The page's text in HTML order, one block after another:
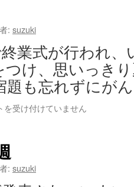
: suzuki
業式が行われ
つけ、思いっき
題も忘れずにが
を受け付けていません
: suzuki